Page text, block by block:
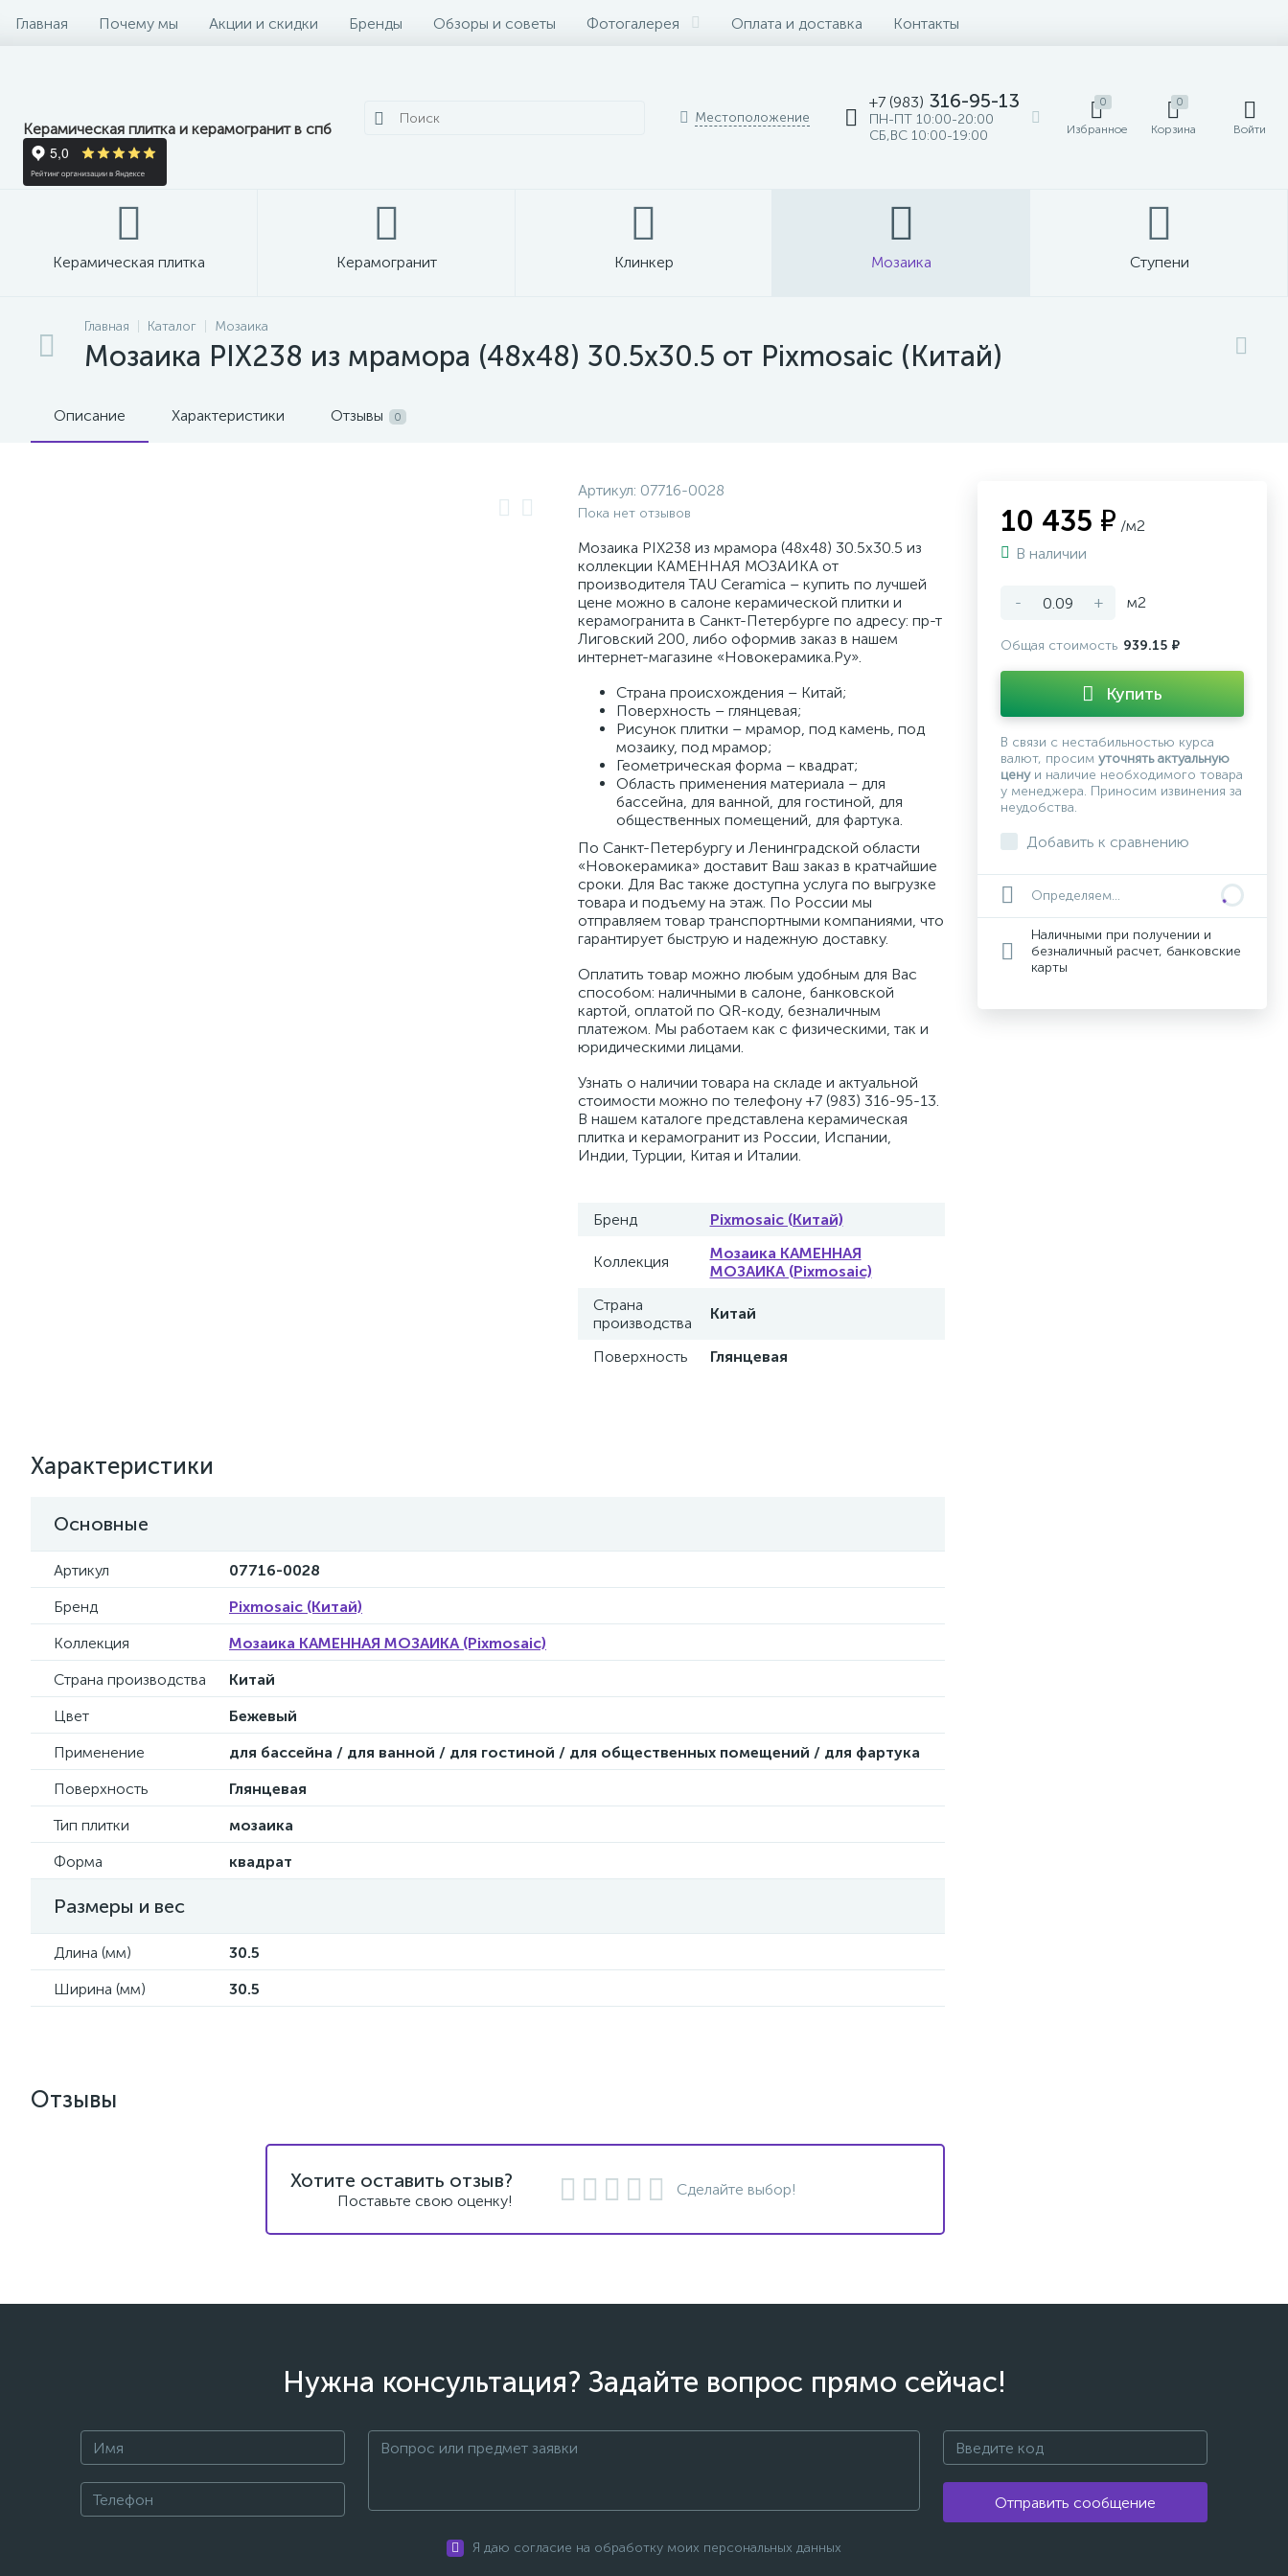
Главная Почему мы Акции и скидки Бренды Обзоры и советы Фотогалерея Оплата и доставка Контакты
Керамическая плитка и керамогранит в спб
Местоположение
+7 (983) 316-95-13
ПН-ПТ 10:00-20:00
СБ,ВС 10:00-19:00
0
Избранное
0
Корзина Войти
Керамическая плитка Керамогранит Клинкер Мозаика Ступени
Главная Каталог Мозаика
Мозаика PIX238 из мрамора (48x48) 30.5x30.5 от Pixmosaic (Китай)
Описание Характеристики Отзывы 0
Артикул: 07716-0028
Пока нет отзывов
Мозаика PIX238 из мрамора (48x48) 30.5x30.5 из
коллекции КАМЕННАЯ МОЗАИКА от
производителя TAU Ceramica – купить по лучшей
цене можно в салоне керамической плитки и
керамогранита в Санкт-Петербурге по адресу: пр-т
Лиговский 200, либо оформив заказ в нашем
интернет-магазине «Новокерамика.Ру».
Страна происхождения – Китай;
Поверхность – глянцевая;
Рисунок плитки – мрамор, под камень, под
мозаику, под мрамор;
Геометрическая форма – квадрат;
Область применения материала – для
бассейна, для ванной, для гостиной, для
общественных помещений, для фартука.
По Санкт-Петербургу и Ленинградской области
«Новокерамика» доставит Ваш заказ в кратчайшие
сроки. Для Вас также доступна услуга по выгрузке
товара и подъему на этаж. По России мы
отправляем товар транспортными компаниями, что
гарантирует быструю и надежную доставку.
Оплатить товар можно любым удобным для Вас
способом: наличными в салоне, банковской
картой, оплатой по QR-коду, безналичным
платежом. Мы работаем как с физическими, так и
юридическими лицами.
Узнать о наличии товара на складе и актуальной
стоимости можно по телефону +7 (983) 316-95-13.
В нашем каталоге представлена керамическая
плитка и керамогранит из России, Испании,
Индии, Турции, Китая и Италии.
Бренд Pixmosaic (Китай)
Коллекция
Мозаика КАМЕННАЯ
МОЗАИКА (Pixmosaic)
Страна
производства
Китай
Поверхность Глянцевая
Характеристики
Основные
Артикул
07716-0028
Бренд
Pixmosaic (Китай)
Коллекция
Мозаика КАМЕННАЯ МОЗАИКА (Pixmosaic)
Страна производства
Китай
Цвет
Бежевый
Применение
для бассейна / для ванной / для гостиной / для общественных помещений / для фартука
Поверхность
Глянцевая
Тип плитки
мозаика
Форма
квадрат
Размеры и вес
Длина (мм)
30.5
Ширина (мм)
30.5
10 435 ₽ /м2
В наличии
- + м2
Общая стоимость 939.15 ₽
Купить
В связи с нестабильностью курса
валют, просим уточнять актуальную
ценуи наличие необходимого товара
у менеджера. Приносим извинения за
неудобства.
Добавить к сравнению
Определяем...
Наличными при получении и
безналичный расчет, банковские
карты
Отзывы
Хотите оставить отзыв?
Поставьте свою оценку!
Сделайте выбор!
Нужна консультация? Задайте вопрос прямо сейчас!
Отправить сообщение
Я даю согласие на обработку моих персональных данных